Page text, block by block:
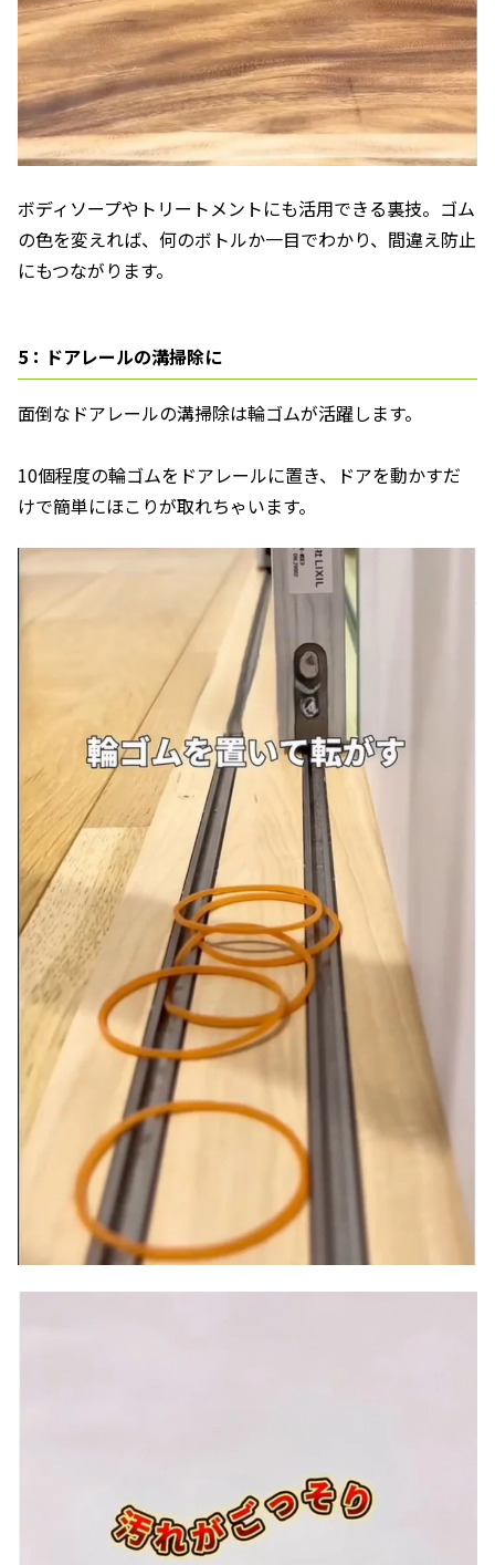
ボディソープやトリートメントにも活用できる裏技。ゴム
の色を変えれば、何のボトルか一目でわかり、間違え防止
にもつながります。
5：ドアレールの溝掃除に
面倒なドアレールの溝掃除は輪ゴムが活躍します。
10個程度の輪ゴムをドアレールに置き、ドアを動かすだ
けで簡単にほこりが取れちゃいます。